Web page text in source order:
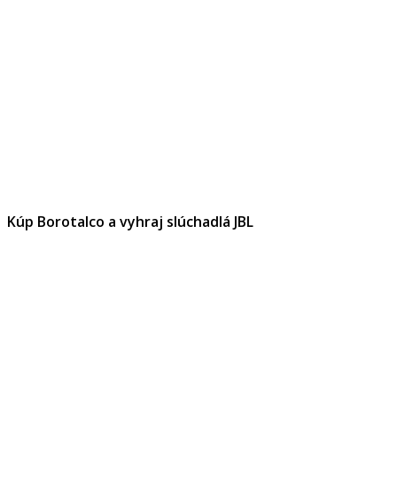
Kúp Borotalco a vyhraj slúchadlá JBL